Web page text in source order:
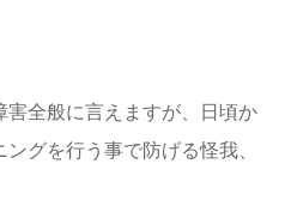
害全般に言えますが、日頃か
グを行う事で防げる怪我、